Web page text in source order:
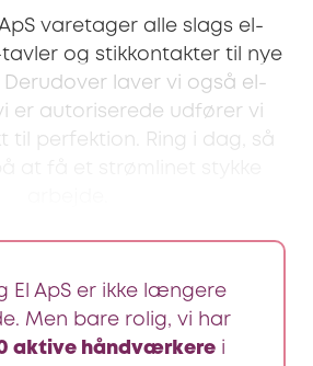
varetager alle slags el-
og stikkontakter til nye
Derudover laver vi også el-
er autoriserede udfører vi
til perfektion. Ring i dag, så
El ApS er ikke længere
Men bare rolig, vi har
aktive håndværkere i